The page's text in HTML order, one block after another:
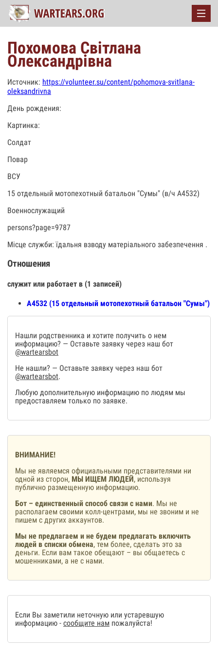
Похомова Світлана
Олександрівна
Источник: https://volunteer.su/content/pohomova-svitlana-
oleksandrivna
День рождения:
Картинка:
Солдат
Повар
ВСУ
15 отдельный мотопехотный батальон "Сумы" (в/ч А4532)
Военнослужащий
persons?page=9787
Місце служби: їдальня взводу матеріального забезпечення .
Отношения
служит или работает в (1 записей)
А4532 (15 отдельный мотопехотный батальон "Сумы")
Нашли родственника и хотите получить о нем
информацию? — Оставьте заявку через наш бот
@wartearsbot
Не нашли? — Оставьте заявку через наш бот
@wartearsbot.
Любую дополнительную информацию по людям мы
предоставляем только по заявке.
ВНИМАНИЕ!
Мы не являемся официальными представителями ни
одной из сторон, МЫ ИЩЕМ ЛЮДЕЙ, используя
публично размещенную информацию.
Бот – единственный способ связи с нами. Мы не
располагаем своими колл-центрами, мы не звоним и не
пишем с других аккаунтов.
Мы не предлагаем и не будем предлагать включить
людей в списки обмена, тем более, сделать это за
деньги. Если вам такое обещают – вы общаетесь с
мошенниками, а не с нами.
Если Вы заметили неточную или устаревшую
информацию - сообщите нам пожалуйста!